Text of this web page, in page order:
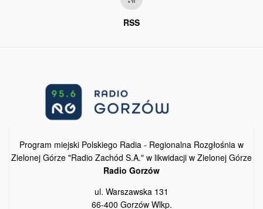
RSS
Program miejski Polskiego Radia - Regionalna Rozgłośnia w
Zielonej Górze "Radio Zachód S.A." w likwidacji w Zielonej Górze
Radio Gorzów
ul. Warszawska 131
66-400 Gorzów Wlkp.